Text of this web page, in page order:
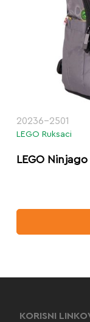
20236-2501
LEGO Ruksaci
LEGO
KORISNI